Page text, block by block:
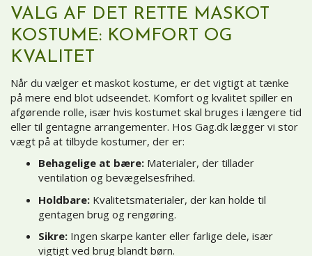
VALG AF DET RETTE MASKOT
KOSTUME: KOMFORT OG
KVALITET
Når du vælger et maskot kostume, er det vigtigt at tænke
på mere end blot udseendet. Komfort og kvalitet spiller en
afgørende rolle, især hvis kostumet skal bruges i længere tid
eller til gentagne arrangementer. Hos Gag.dk lægger vi stor
vægt på at tilbyde kostumer, der er:
Behagelige at bære: Materialer, der tillader
ventilation og bevægelsesfrihed.
Holdbare: Kvalitetsmaterialer, der kan holde til
gentagen brug og rengøring.
Sikre: Ingen skarpe kanter eller farlige dele, især
vigtigt ved brug blandt børn.